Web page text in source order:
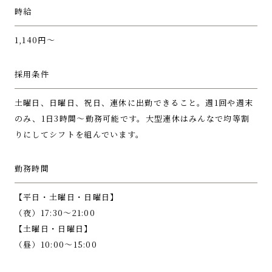
時給
1,140円～
採用条件
土曜日、日曜日、祝日、連休に出勤できること。週1回や週末
のみ、1日3時間～勤務可能です。 大型連休はみんなで均等割
りにしてシフトを組んでいます。
勤務時間
【平日・土曜日・日曜日】
（夜）17:30～21:00
【土曜日・日曜日】
（昼）10:00～15:00